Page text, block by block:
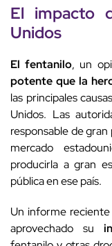
El impacto
Unidos
El fentanilo, un
potente que la
las principales
Unidos. Las
responsable de
mercado
producirla a gran
pública en ese país.
Un informe
aprovechado su